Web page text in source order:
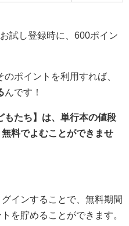
試し登録時に、600ポイン
ポイントを利用すれば、
んです！
もたち】は、単行本の値段
料でよむことができませ
インすることで、無料期間
を貯めることができます。